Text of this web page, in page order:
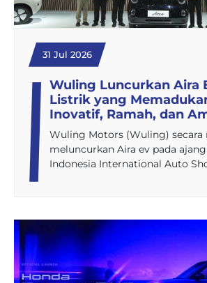
31 Jul 2026
Wuling Luncurkan Aira
Listrik yang
Inovatif, Ramah, dan
Wuling Motors (Wuling) secara
meluncurkan Aira ev pada
Indonesia International Auto